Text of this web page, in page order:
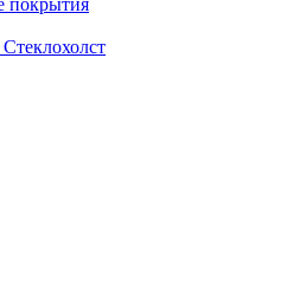
покрытия